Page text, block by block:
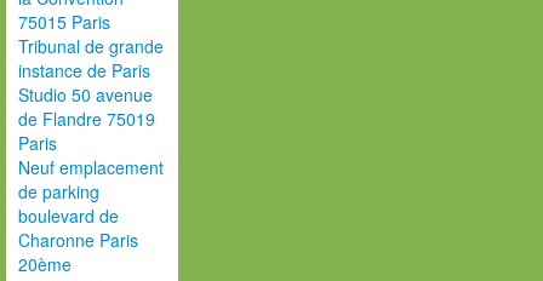
75015 Paris
Tribunal de grande
instance de Paris
Studio 50 avenue
de Flandre 75019
Paris
Neuf emplacement
de parking
boulevard de
Charonne Paris
20ème